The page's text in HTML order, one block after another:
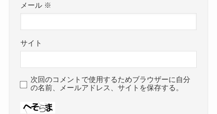
メール ※
サイト
次回のコメントで使用するためブラウザーに自分
の名前、メールアドレス、サイトを保存する。